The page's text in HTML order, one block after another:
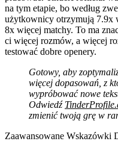
na tym etapie, bo według
użytkownicy otrzymują 7.9x
8x więcej matchy. To ma
ci więcej rozmów, a więcej
testować dobre openery.
Gotowy, aby
więcej dopasowań, z
wypróbować nowe
Odwiedź
zmienić twoją grę w
Zaawansowane Wskazówki